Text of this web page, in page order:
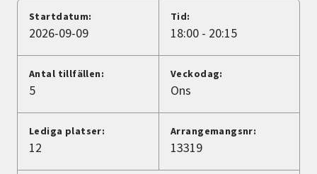
Avdelningar
Lyssna
Startdatum:
2026-09-09
Tid:
18:00 - 20:15
Antal tillfällen:
5
Veckodag:
Ons
Lediga platser:
12
Arrangemangsnr:
13319